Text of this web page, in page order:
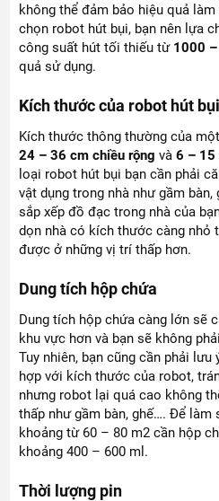
không thể đảm bảo hiệu quả
chọn robot hút bụi, bạn nên lựa
công suất hút tối thiếu từ 1000
quả sử dụng.
Kích thước của robot hút bụi
Kích thước thông thường của
24 – 36 cm chiều rộng và6 – 15
loại robot hút bụi bạn cần phải
vật dụng trong nhà như gầm
sắp xếp đồ đạc trong nhà của
dọn nhà có kích thước càng nhỏ
được ở những vị trí thấp hơn.
Dung tích hộp chứa
Dung tích hộp chứa càng lớn sẽ
khu vực hơn và bạn sẽ không
Tuy nhiên, bạn cũng cần phải
hợp với kích thước của robot,
nhưng robot lại quá cao không
thấp như gầm bàn, ghế…. Để
khoảng từ 60 – 80 m2 cần hộp
khoảng 400 – 600 ml.
Thời lượng pin